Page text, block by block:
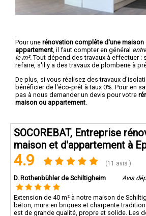
Pour une rénovation complête d'une maison
appartement , il faut compter en général
le m². Tout dépend des travaux à effectuer :
refaire, s'il y a des travaux de plomberie à
De plus, si vous réalisez des travaux
bénéficier de l'éco-prêt à taux 0%. Pour en
pas à nous demander un devis pour votre
maison ou appartement
SOCOREBAT, Entreprise
maison et d'appartement à
4.9 (11 avis )
D. Rothenbühler de Schiltigheim Avis
Extension de 40 m² à notre maison de
béton, murs en briques et charpente
est de grande qualité, propre et solide. Les